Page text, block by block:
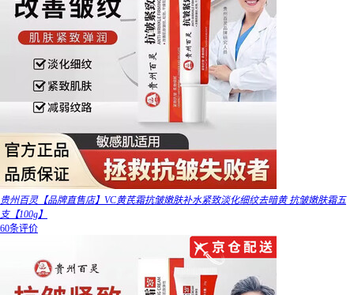
贵州百灵【品牌直售店】VC黄芪霜抗皱嫩肤补水紧致淡化细纹去暗黄 抗皱嫩肤霜五
支【100g】
60条评价